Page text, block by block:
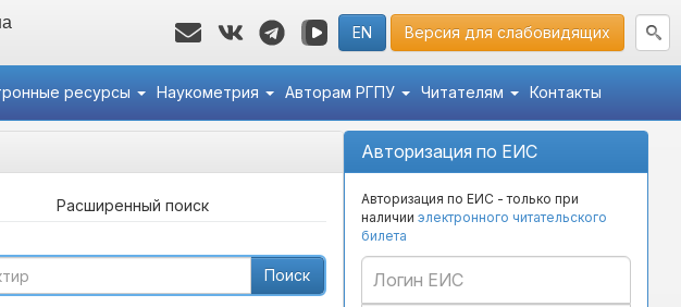
EN Версия для слабовидящих
ресурсы Наукометрия Авторам РГПУ Читателям Контакты
Авторизация по ЕИС
Авторизация по ЕИС - только при
наличии электронного читательского
билета
Расширенный поиск
Поиск